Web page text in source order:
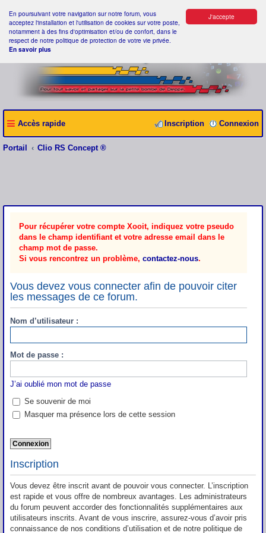
J'accepte
En poursuivant votre navigation sur notre forum, vous
acceptez l'installation et l'utilisation de cookies sur votre poste,
notamment à des fins d'optimisation et/ou de confort, dans le
respect de notre politique de protection de votre vie privée.
En savoir plus
Accès rapide Connexion
Inscription
Portail Clio RS Concept ®
Pour récupérer votre compte Xooit, indiquez votre pseudo
dans le champ identifiant et votre adresse email dans le
champ mot de passe.
Si vous rencontrez un problème, contactez-nous.
Vous devez vous connecter afin de pouvoir citer
les messages de ce forum.
Nom d’utilisateur :
Mot de passe :
J’ai oublié mon mot de passe
Se souvenir de moi
Masquer ma présence lors de cette session
Inscription
Vous devez être inscrit avant de pouvoir vous connecter. L’inscription
est rapide et vous offre de nombreux avantages. Les administrateurs
du forum peuvent accorder des fonctionnalités supplémentaires aux
utilisateurs inscrits. Avant de vous inscrire, assurez-vous d’avoir pris
connaissance de nos conditions d’utilisation et de notre politique de